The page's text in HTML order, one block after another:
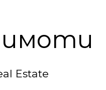
Estate